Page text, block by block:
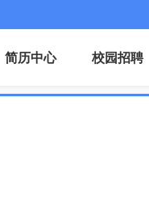
简历中心 校园招聘